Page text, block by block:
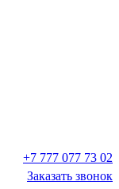
+7 777 077 73 02
Заказать звонок